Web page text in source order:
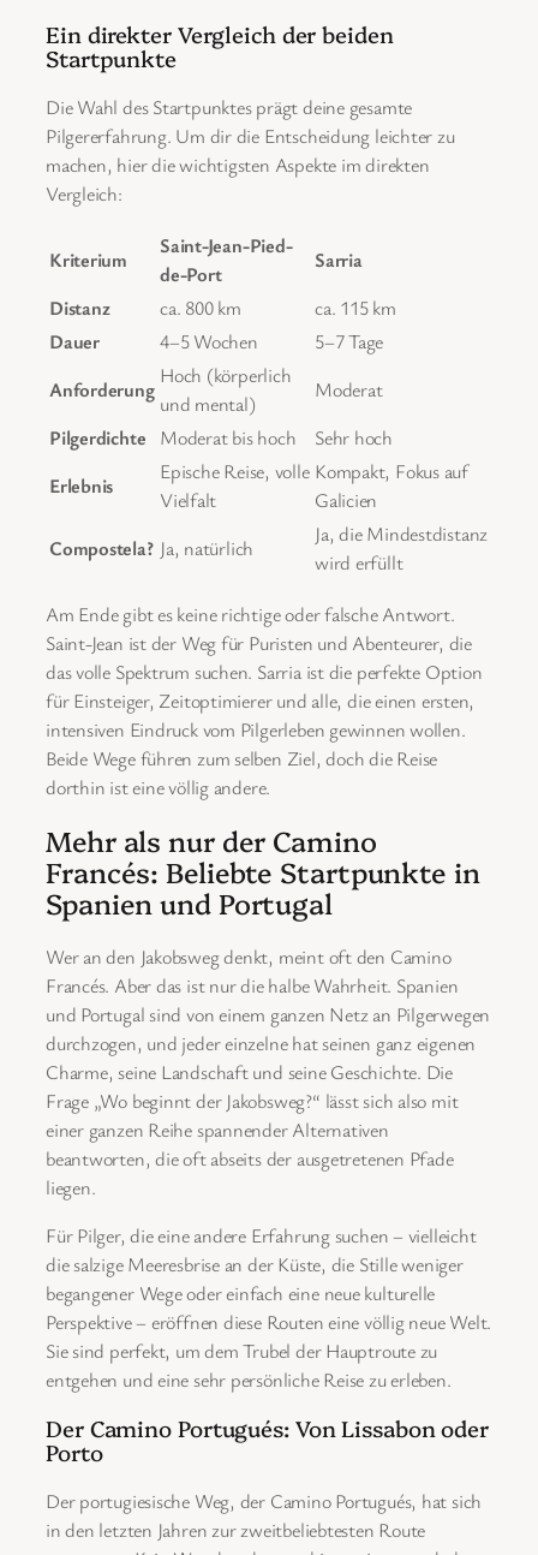
Ein direkter Vergleich der beiden
Startpunkte
Die Wahl des Startpunktes prägt deine gesamte
Pilgererfahrung. Um dir die Entscheidung leichter zu
machen, hier die wichtigsten Aspekte im direkten
Vergleich:
Kriterium
Saint-Jean-Pied-
de-Port
Sarria
Distanz
ca. 800 km
ca. 115 km
Dauer
4–5 Wochen
5–7 Tage
Anforderung
Hoch (körperlich
und mental)
Moderat
Pilgerdichte Moderat bis hoch
Sehr hoch
Erlebnis
Epische Reise, volle
Vielfalt
Kompakt, Fokus auf
Galicien
Compostela? Ja, natürlich
Ja, die Mindestdistanz
wird erfüllt
Am Ende gibt es keine richtige oder falsche Antwort.
Saint-Jean ist der Weg für Puristen und Abenteurer, die
das volle Spektrum suchen. Sarria ist die perfekte Option
für Einsteiger, Zeitoptimierer und alle, die einen ersten,
intensiven Eindruck vom Pilgerleben gewinnen wollen.
Beide Wege führen zum selben Ziel, doch die Reise
dorthin ist eine völlig andere.
Mehr als nur der Camino
Francés: Beliebte Startpunkte in
Spanien und Portugal
Wer an den Jakobsweg denkt, meint oft den Camino
Francés. Aber das ist nur die halbe Wahrheit. Spanien
und Portugal sind von einem ganzen Netz an Pilgerwegen
durchzogen, und jeder einzelne hat seinen ganz eigenen
Charme, seine Landschaft und seine Geschichte. Die
Frage „Wo beginnt der Jakobsweg?“ lässt sich also mit
einer ganzen Reihe spannender Alternativen
beantworten, die oft abseits der ausgetretenen Pfade
liegen.
Für Pilger, die eine andere Erfahrung suchen – vielleicht
die salzige Meeresbrise an der Küste, die Stille weniger
begangener Wege oder einfach eine neue kulturelle
Perspektive – eröffnen diese Routen eine völlig neue Welt.
Sie sind perfekt, um dem Trubel der Hauptroute zu
entgehen und eine sehr persönliche Reise zu erleben.
Der Camino Portugués: Von Lissabon oder
Porto
Der portugiesische Weg, der Camino Portugués, hat sich
in den letzten Jahren zur zweitbeliebtesten Route